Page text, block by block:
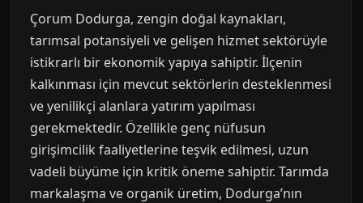
Çorum Dodurga, zengin doğal kaynakları,
tarımsal potansiyeli ve gelişen hizmet sektörüyle
istikrarlı bir ekonomik yapıya sahiptir. İlçenin
kalkınması için mevcut sektörlerin desteklenmesi
ve yenilikçi alanlara yatırım yapılması
gerekmektedir. Özellikle genç nüfusun
girişimcilik faaliyetlerine teşvik edilmesi, uzun
vadeli büyüme için kritik öneme sahiptir. Tarımda
markalaşma ve organik üretim, Dodurga’nın